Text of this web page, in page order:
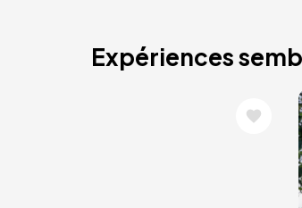
Expériences